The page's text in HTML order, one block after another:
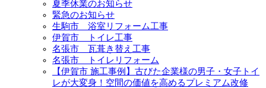
夏季休業のお知らせ
緊急のお知らせ
生駒市 浴室リフォーム工事
伊賀市 トイレ工事
名張市 瓦葺き替え工事
名張市 トイレリフォーム
【伊賀市 施工事例】古びた企業様の男子・女子トイ
レが大変身！空間の価値を高めるプレミアム改修